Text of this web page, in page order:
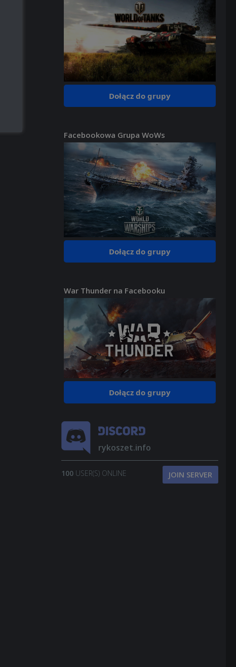
Dołącz do grupy
Facebookowa Grupa WoWs
Dołącz do grupy
War Thunder na Facebooku
Dołącz do grupy
rykoszet.info
100 USER(S) ONLINE JOIN SERVER